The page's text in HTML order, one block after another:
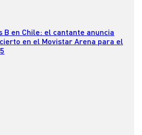
B en Chile: el cantante anuncia
en el Movistar Arena para el